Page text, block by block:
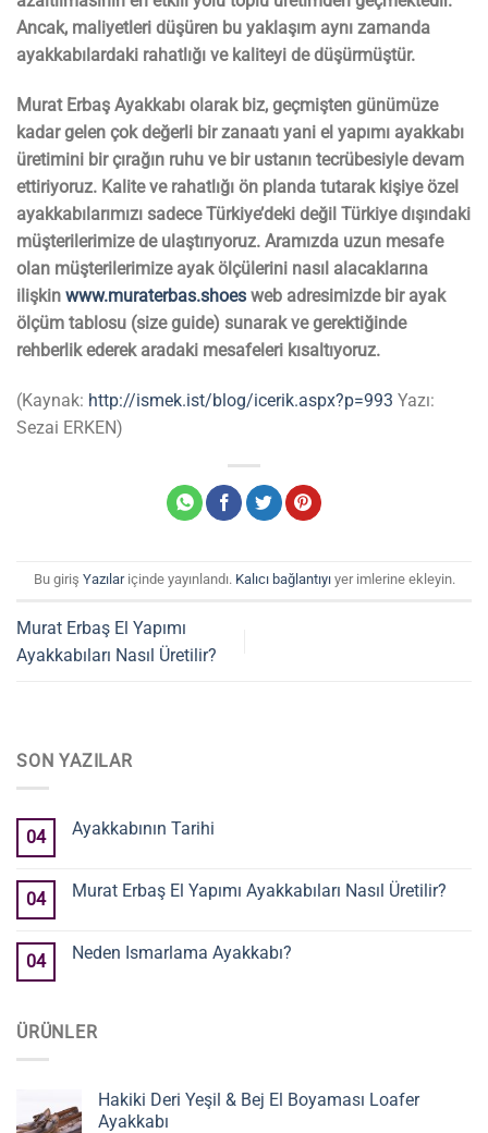
Ancak, maliyetleri düşüren bu yaklaşım aynı zamanda
ayakkabılardaki rahatlığı ve kaliteyi de düşürmüştür.
Murat Erbaş Ayakkabı olarak biz, geçmişten günümüze
kadar gelen çok değerli bir zanaatı yani el yapımı ayakkabı
üretimini bir çırağın ruhu ve bir ustanın tecrübesiyle devam
ettiriyoruz. Kalite ve rahatlığı ön planda tutarak kişiye özel
ayakkabılarımızı sadece Türkiye’deki değil Türkiye dışındaki
müşterilerimize de ulaştırıyoruz. Aramızda uzun mesafe
olan müşterilerimize ayak ölçülerini nasıl alacaklarına
ilişkin www.muraterbas.shoes web adresimizde bir ayak
ölçüm tablosu (size guide) sunarak ve gerektiğinde
rehberlik ederek aradaki mesafeleri kısaltıyoruz.
(Kaynak: http://ismek.ist/blog/icerik.aspx?p=993 Yazı:
Sezai ERKEN)
Bu giriş Yazılariçinde yayınlandı. Kalıcı bağlantıyıyer imlerine ekleyin.
Murat Erbaş El Yapımı
Ayakkabıları Nasıl Üretilir?
SON YAZILAR
04 Ayakkabının Tarihi
04 Murat Erbaş El Yapımı Ayakkabıları Nasıl Üretilir?
04 Neden Ismarlama Ayakkabı?
ÜRÜNLER
Hakiki Deri Yeşil & Bej El Boyaması Loafer
Ayakkabı